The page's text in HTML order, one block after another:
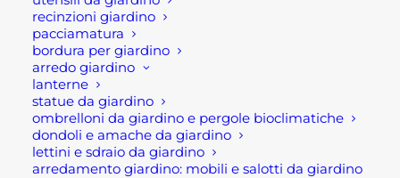
recinzioni giardino
pacciamatura
bordura per giardino
arredo giardino
lanterne
statue da giardino
ombrelloni da giardino e pergole bioclimatiche
dondoli e amache da giardino
lettini e sdraio da giardino
arredamento giardino: mobili e salotti da giardino
Rota Commerciale